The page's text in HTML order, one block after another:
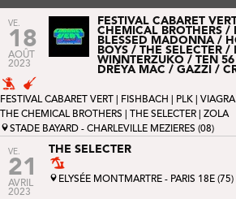
VE.
18
AOÛT
2023
FESTIVAL CABARET
CHEMICAL BROTHERS
BLESSED MADONNA /
BOYS / THE SELECTER /
WINNTERZUKO / TEN
DRÉYA MAC / GAZZI /
FESTIVAL CABARET VERT FISHBACH PLK
THE CHEMICAL BROTHERS | THE SELECTER | ZOLA
STADE BAYARD - CHARLEVILLE MEZIERES (08)
VE.
21
AVRIL
2023
THE SELECTER
ELYSÉE MONTMARTRE - PARIS 18E (75)